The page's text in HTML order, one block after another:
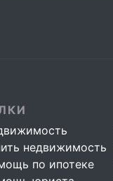
недвижимость
по ипотеке